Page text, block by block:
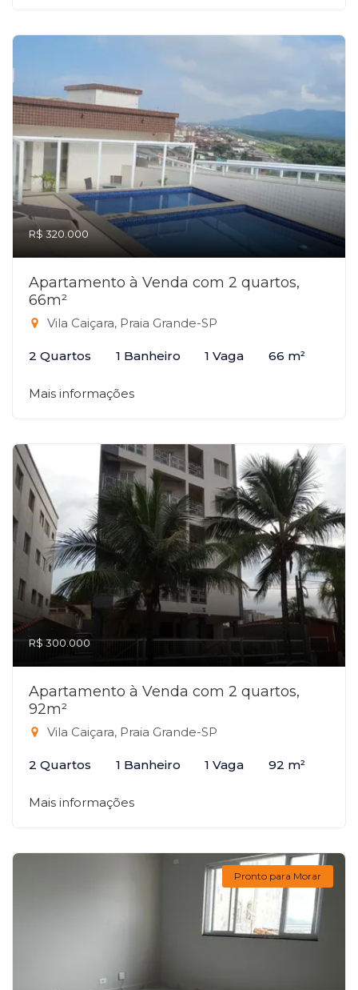
R$ 320.000
Apartamento à Venda com 2 quartos,
66m²
Vila Caiçara, Praia Grande-SP
2 Quartos 1 Banheiro 1 Vaga 66 m²
Mais informações
R$ 300.000
Apartamento à Venda com 2 quartos,
92m²
Vila Caiçara, Praia Grande-SP
2 Quartos 1 Banheiro 1 Vaga 92 m²
Mais informações
Pronto para Morar